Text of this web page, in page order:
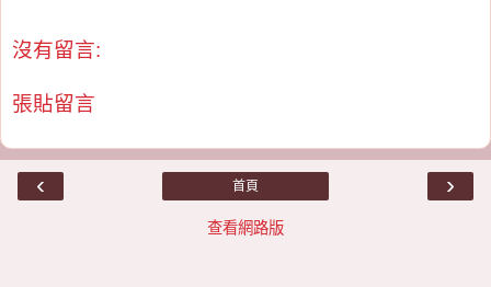
沒有留言:
張貼留言
‹ ›
首頁
查看網路版